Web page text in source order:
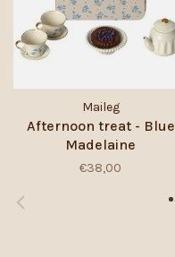
Maileg
Afternoon treat - Blue
Madelaine
€38,00